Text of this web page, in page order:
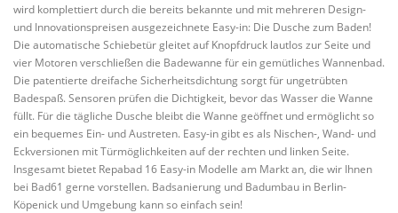
wird komplettiert durch die bereits bekannte und mit mehreren Design-
und Innovationspreisen ausgezeichnete Easy-in: Die Dusche zum Baden!
Die automatische Schiebetür gleitet auf Knopfdruck lautlos zur Seite und
vier Motoren verschließen die Badewanne für ein gemütliches Wannenbad.
Die patentierte dreifache Sicherheitsdichtung sorgt für ungetrübten
Badespaß. Sensoren prüfen die Dichtigkeit, bevor das Wasser die Wanne
füllt. Für die tägliche Dusche bleibt die Wanne geöffnet und ermöglicht so
ein bequemes Ein- und Austreten. Easy-in gibt es als Nischen-, Wand- und
Eckversionen mit Türmöglichkeiten auf der rechten und linken Seite.
Insgesamt bietet Repabad 16 Easy-in Modelle am Markt an, die wir Ihnen
bei Bad61 gerne vorstellen. Badsanierung und Badumbau in Berlin-
Köpenick und Umgebung kann so einfach sein!